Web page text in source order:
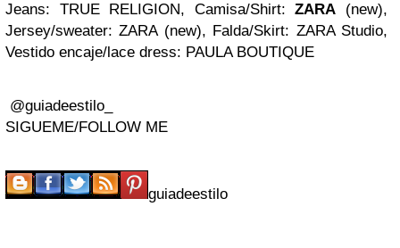
Jeans: TRUE RELIGION, Camisa/Shirt:ZARA (new),
Jersey/sweater: ZARA (new), Falda/Skirt: ZARA Studio,
Vestido encaje/lace dress: PAULA BOUTIQUE
@guiadeestilo_
SIGUEME/FOLLOW ME
guiadeestilo